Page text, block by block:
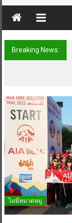
Breaking News:
ไม่มีหมวดหมู่